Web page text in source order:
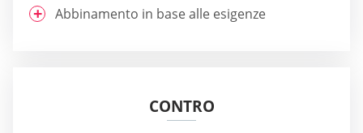
Abbinamento in base alle esigenze
CONTRO